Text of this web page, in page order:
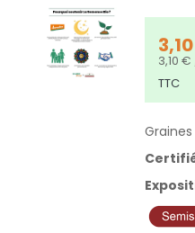
3,10
TTC